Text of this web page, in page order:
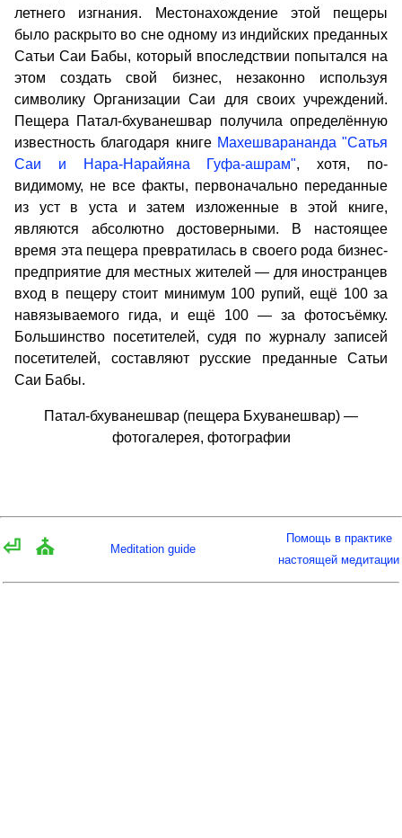
летнего изгнания. Местонахождение этой пещеры
было раскрыто во сне одному из индийских преданных
Сатьи Саи Бабы, который впоследствии попытался на
этом создать свой бизнес, незаконно используя
символику Организации Саи для своих учреждений.
Пещера Патал-бхуванешвар получила определённую
известность благодаря книге Махешварананда "Сатья
Саи и Нара-Нарайяна Гуфа-ашрам", хотя, по-
видимому, не все факты, первоначально переданные
из уст в уста и затем изложенные в этой книге,
являются абсолютно достоверными. В настоящее
время эта пещера превратилась в своего рода бизнес-
предприятие для местных жителей — для иностранцев
вход в пещеру стоит минимум 100 рупий, ещё 100 за
навязываемого гида, и ещё 100 — за фотосъёмку.
Большинство посетителей, судя по журналу записей
посетителей, составляют русские преданные Сатьи
Саи Бабы.
Патал-бхуванешвар (пещера Бхуванешвар) —
фотогалерея, фотографии
⏎ ⛪ Meditation guide
Помощь в практике
настоящей медитации